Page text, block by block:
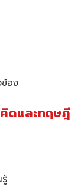
อง
ดและทฤษฎี